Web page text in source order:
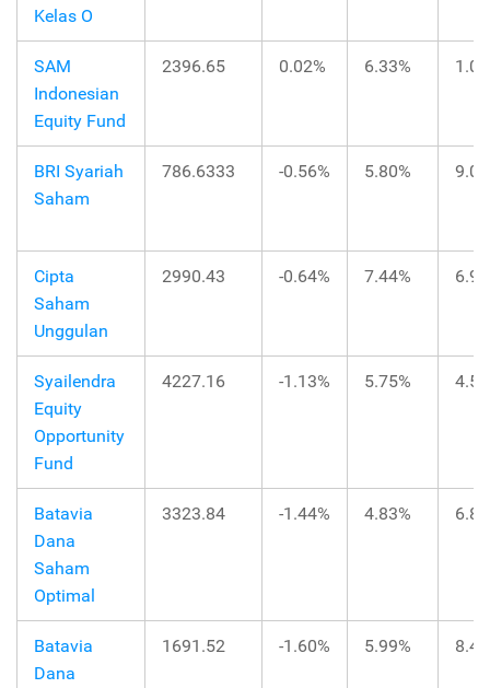
Kelas O
SAM
Indonesian
Equity Fund
2396.65 0.02% 6.33%
BRI Syariah
Saham
786.6333 -0.56% 5.80%
Cipta
Saham
Unggulan
2990.43 -0.64% 7.44%
Syailendra
Equity
Opportunity
Fund
4227.16 -1.13% 5.75%
Batavia
Dana
Saham
Optimal
3323.84 -1.44% 4.83%
Batavia
Dana
1691.52 -1.60% 5.99%